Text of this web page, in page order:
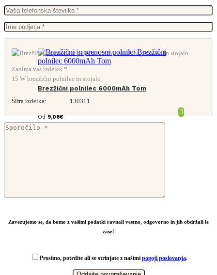
Brezžični polnilec 6000mAh Tom
Od9,06€
Zanima vas izdelek *
15 W brezžični polnilec in stojalo
Šifra izdelka: 130311
Zavezujemo se, da bomo z vašimi podatki ravnali vestno, odgovorno in jih obdržali le
zase!
Prosimo, potrdite ali se strinjate z našimi pogoji poslovanja.